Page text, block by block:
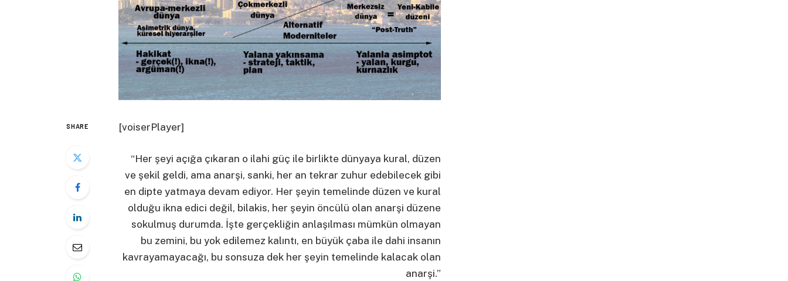
SHARE [voiserPlayer]
“Her şeyi açığa çıkaran o ilahi güç ile birlikte dünyaya kural, düzen
ve şekil geldi, ama anarşi, sanki, her an tekrar zuhur edebilecek gibi
en dipte yatmaya devam ediyor. Her şeyin temelinde düzen ve kural
olduğu ikna edici değil, bilakis, her şeyin öncülü olan anarşi düzene
sokulmuş durumda. İşte gerçekliğin anlaşılması mümkün olmayan
bu zemini, bu yok edilemez kalıntı, en büyük çaba ile dahi insanın
kavrayamayacağı, bu sonsuza dek her şeyin temelinde kalacak olan
anarşi.”